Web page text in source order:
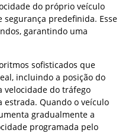
do próprio veículo
predefinida. Esse
garantindo uma
sofisticados que
incluindo a posição do
velocidade do tráfego
estrada. Quando o veículo
gradualmente a
programada pelo